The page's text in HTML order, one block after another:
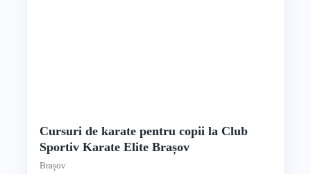
Cursuri de karate pentru copii la Club
Sportiv Karate Elite Brașov
Brașov